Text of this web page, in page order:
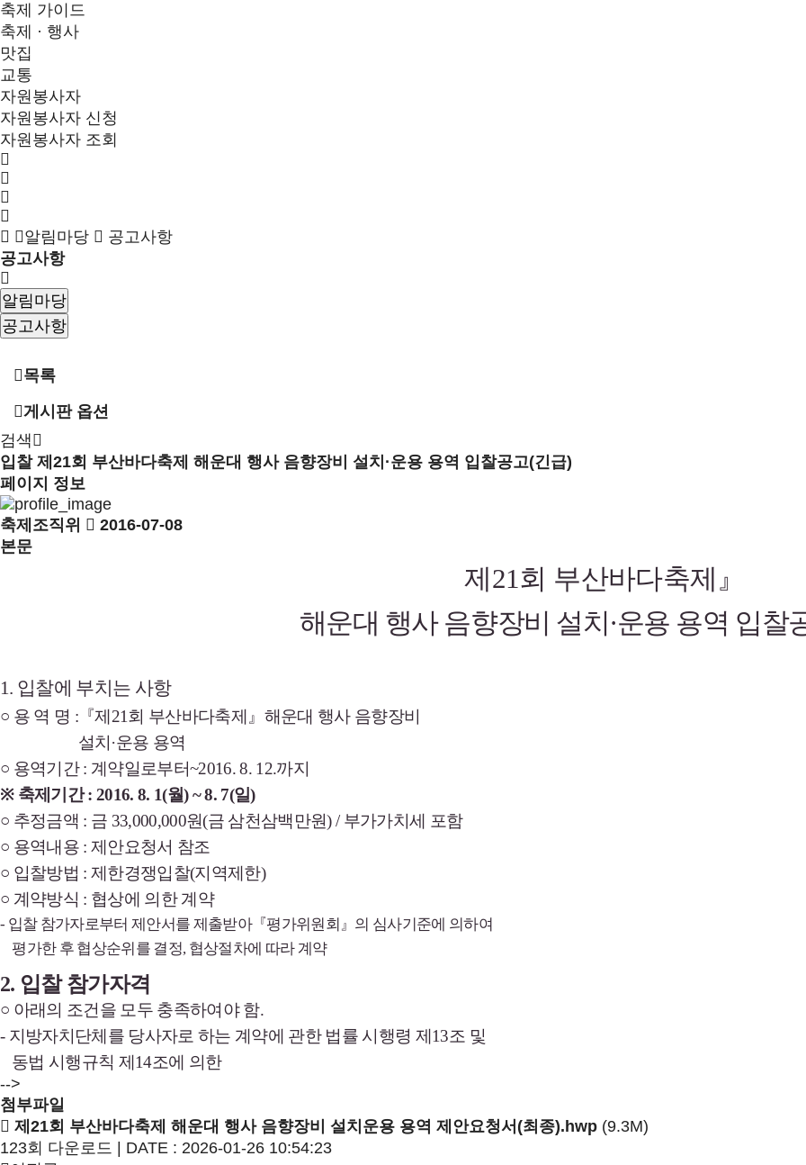
축제 가이드
축제 · 행사
맛집
교통
자원봉사자
자원봉사자 신청
자원봉사자 조회
알림마당
공고사항
공고사항
알림마당
공고사항
목록
게시판 옵션
검색
입찰 제21회 부산바다축제 해운대 행사 음향장비 설치·운용 용역 입찰공고(긴급)
페이지 정보
축제조직위
2016-07-08
본문
제21회 부산바다축제 』
해운대 행사 음향장비 설치·운용 용역 입찰
1. 입찰에 부치는 사항
○ 용 역 명 : 『제21회 부산바다축제 』 해운대 행사 음향장비
설치·운용 용역
○ 용역기간 : 계약일로부터~2016. 8. 12.까지
※ 축제기간 : 2016. 8. 1(월) ~ 8. 7(일)
○ 추정금액 : 금 33,000,000원(금 삼천삼백만원) / 부가가치세 포함
○ 용역내용 : 제안요청서 참조
○ 입찰방법 : 제한경쟁입찰(지역제한)
○ 계약방식 : 협상에 의한 계약
- 입찰 참가자로부터 제안서를 제출받아『평가위원회 』 의 심사기준에 의하여
평가한 후 협상순위를 결정, 협상절차에 따라 계약
2. 입찰 참가자격
○ 아래의 조건을 모두 충족하여야 함.
- 지방자치단체를 당사자로 하는 계약에 관한 법률 시행령 제13조 및
동법 시행규칙 제14조에 의한
-->
첨부파일
제21회 부산바다축제 해운대 행사 음향장비 설치운용 용역 제안요청서(최종).hwp (9.3M)
123회 다운로드 | DATE : 2026-01-26 10:54:23